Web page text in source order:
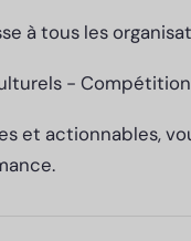
à tous les
-
et actionnables,